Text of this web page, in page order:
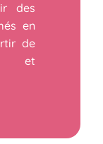
des
en
de
et